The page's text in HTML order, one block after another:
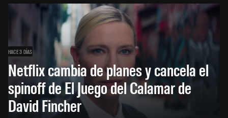
HACE 3 DÍAS
Netflix cambia de planes y cancela el
spinoff de El Juego del Calamar de
David Fincher